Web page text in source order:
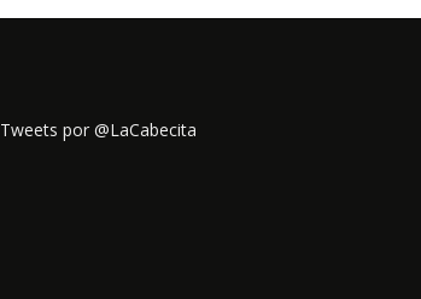
Tweets por @LaCabecita